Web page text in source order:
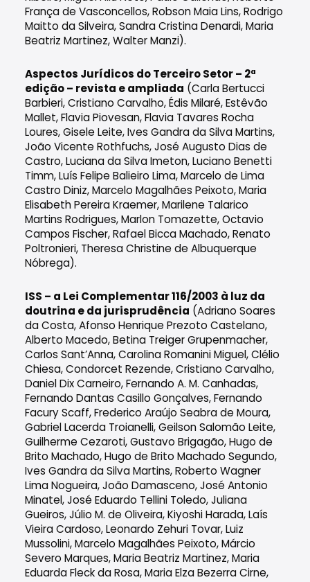
França de Vasconcellos, Robson Maia Lins, Rodrigo
Maitto da Silveira, Sandra Cristina Denardi, Maria
Beatriz Martinez, Walter Manzi).
Aspectos Jurídicos do Terceiro Setor – 2ª
edição – revista e ampliada (Carla Bertucci
Barbieri, Cristiano Carvalho, Édis Milaré, Estêvão
Mallet, Flavia Piovesan, Flavia Tavares Rocha
Loures, Gisele Leite, Ives Gandra da Silva Martins,
João Vicente Rothfuchs, José Augusto Dias de
Castro, Luciana da Silva Imeton, Luciano Benetti
Timm, Luís Felipe Balieiro Lima, Marcelo de Lima
Castro Diniz, Marcelo Magalhães Peixoto, Maria
Elisabeth Pereira Kraemer, Marilene Talarico
Martins Rodrigues, Marlon Tomazette, Octavio
Campos Fischer, Rafael Bicca Machado, Renato
Poltronieri, Theresa Christine de Albuquerque
Nóbrega).
ISS – a Lei Complementar 116/2003 à luz da
doutrina e da jurisprudência (Adriano Soares
da Costa, Afonso Henrique Prezoto Castelano,
Alberto Macedo, Betina Treiger Grupenmacher,
Carlos Sant’Anna, Carolina Romanini Miguel, Clélio
Chiesa, Condorcet Rezende, Cristiano Carvalho,
Daniel Dix Carneiro, Fernando A. M. Canhadas,
Fernando Dantas Casillo Gonçalves, Fernando
Facury Scaff, Frederico Araújo Seabra de Moura,
Gabriel Lacerda Troianelli, Geilson Salomão Leite,
Guilherme Cezaroti, Gustavo Brigagão, Hugo de
Brito Machado, Hugo de Brito Machado Segundo,
Ives Gandra da Silva Martins, Roberto Wagner
Lima Nogueira, João Damasceno, José Antonio
Minatel, José Eduardo Tellini Toledo, Juliana
Gueiros, Júlio M. de Oliveira, Kiyoshi Harada, Laís
Vieira Cardoso, Leonardo Zehuri Tovar, Luiz
Mussolini, Marcelo Magalhães Peixoto, Márcio
Severo Marques, Maria Beatriz Martinez, Maria
Eduarda Fleck da Rosa, Maria Elza Bezerra Cirne,